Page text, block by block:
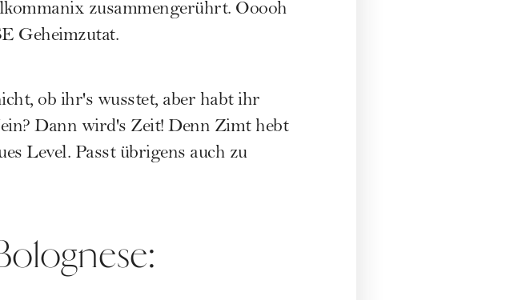
zusammengerührt. Ooooh
Geheimzutat.
ob ihr's wusstet, aber habt ihr
Dann wird's Zeit! Denn Zimt hebt
Level. Passt übrigens auch zu